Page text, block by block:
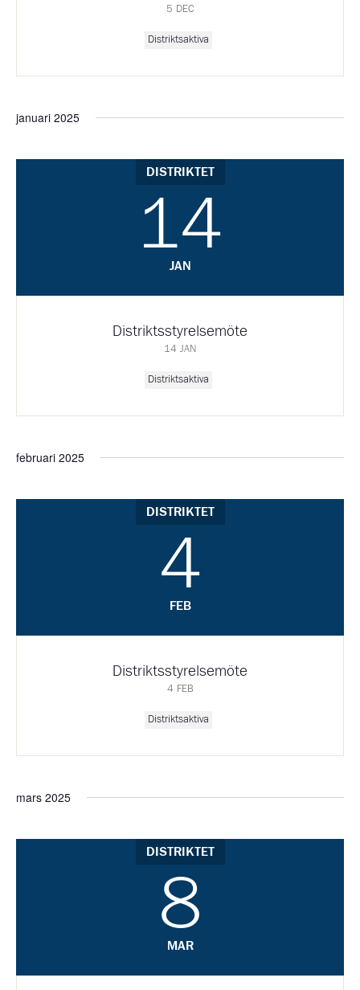
5 DEC
Distriktsaktiva
januari 2025
DISTRIKTET
14
JAN
Distriktsstyrelsemöte
14 JAN
Distriktsaktiva
februari 2025
DISTRIKTET
4
FEB
Distriktsstyrelsemöte
4 FEB
Distriktsaktiva
mars 2025
DISTRIKTET
8
MAR